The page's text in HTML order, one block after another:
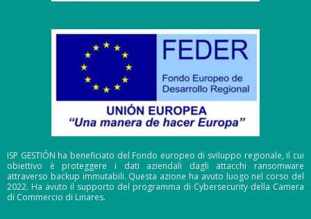
ISP GESTIÓN ha beneficiato del Fondo europeo di sviluppo regionale, il cui
obiettivo è proteggere i dati aziendali dagli attacchi ransomware
attraverso backup immutabili. Questa azione ha avuto luogo nel corso del
2022. Ha avuto il supporto del programma di Cybersecurity della Camera
di Commercio di Linares.